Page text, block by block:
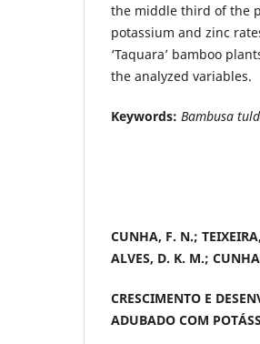
the middle third of the
potassium and zinc
‘Taquara’ bamboo
the analyzed variables.
Keywords: Bambusa
CUNHA, F. N.;
ALVES, D. K. M.;
CRESCIMENTO E
ADUBADO COM